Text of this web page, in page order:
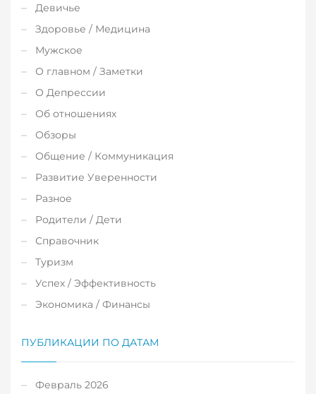
Девичье
Здоровье / Медицина
Мужское
О главном / Заметки
О Депрессии
Об отношениях
Обзоры
Общение / Коммуникация
Развитие Уверенности
Разное
Родители / Дети
Справочник
Туризм
Успех / Эффективность
Экономика / Финансы
ПУБЛИКАЦИИ ПО ДАТАМ
Февраль 2026